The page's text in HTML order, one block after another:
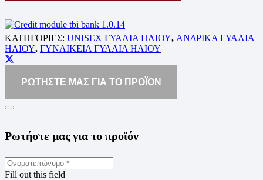
ΚΑΤΗΓΟΡΙΕΣ: UNISEX ΓΥΑΛΙΑ ΗΛΙΟΥ, ΑΝΔΡΙΚΑ ΓΥΑΛΙΑ
ΗΛΙΟΥ, ΓΥΝΑΙΚΕΙΑ ΓΥΑΛΙΑ ΗΛΙΟΥ
ΡΩΤΗΣΤΕ ΜΑΣ ΓΙΑ ΤΟ ΠΡΟΪΟΝ
Ρωτήστε μας για το προϊόν
Fill out this field